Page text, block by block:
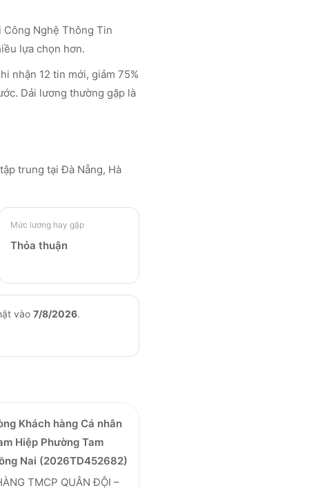
Nghệ Thông Tin
lựa chọn hơn.
nhận 12 tin mới, giảm 75%
Dải lương thường gặp là
trung tại Đà Nẵng, Hà
Mức lương hay gặp
Thỏa thuận
vào 7/8/2026.
Khách hàng Cá nhân
Hiệp Phường Tam
Nai (2026TD452682)
TMCP QUÂN ĐỘI –